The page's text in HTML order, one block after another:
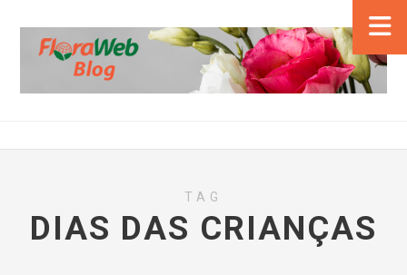
TAG
DIAS DAS CRIANÇAS